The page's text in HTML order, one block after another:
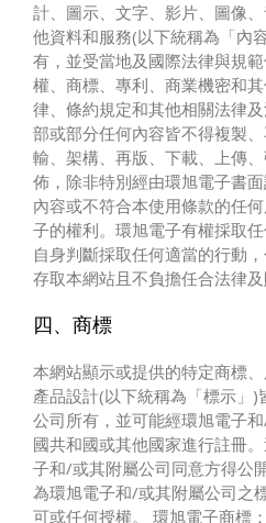
計、圖示、文字、影片、圖像
他資料和服務(以下統稱為「內
有，並受當地及國際法律與規
權、商標、專利、商業機密和
律、條約規定和其他相關法律
部或部分任何內容皆不得複製
輸、架構、再版、下載、上傳
佈，除非特別經由環旭電子書
內容或不符合本使用條款的任
子的權利。環旭電子有權採取
自身判斷採取任何適當的行動
存取本網站且不負擔任合法律及
四、商標
本網站顯示或提供的特定商標、
產品設計(以下統稱為「標示」
公司所有，並可能經環旭電子
國共和國或其他國家進行註冊
子和/或其附屬公司同意方得公
為環旭電子和/或其附屬公司之
可或任何授權。 環旭電子商標